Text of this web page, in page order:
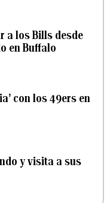
a los Bills desde
en Buffalo
con los 49ers en
y visita a sus